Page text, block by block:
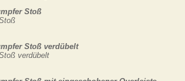
Stoß
Stoß verdübelt
verdübelt